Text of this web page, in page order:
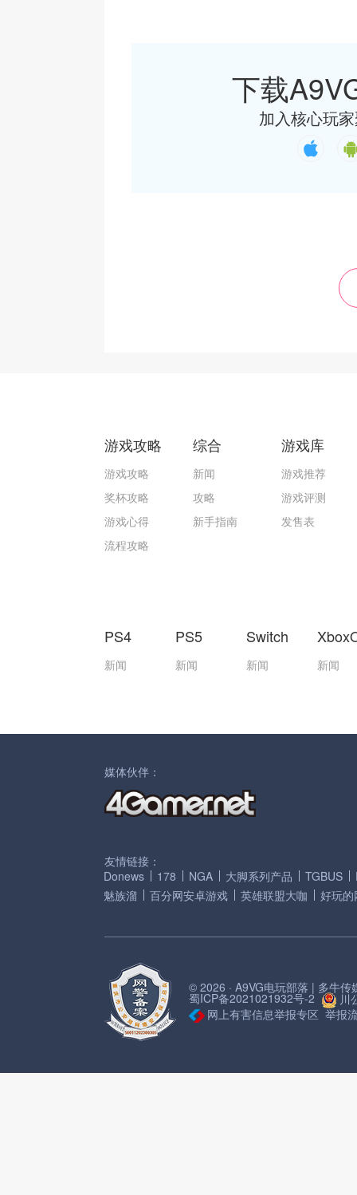
下载
加入核心玩
游戏攻略
游戏攻略
奖杯攻略
游戏心得
流程攻略
综合
新闻
攻略
新手指南
游戏库
游戏推荐
游戏评测
发售表
PS4
新闻
PS5
新闻
Switch
新闻 新闻
媒体伙伴：
友情链接：
Donews
178 NGA 大脚系列产品 TGBUS
魅族溜
百分网安卓游戏 英雄联盟大咖 好玩的
© 2026 · A9VG电玩部落 | 多牛传
蜀ICP备2021021932号-2
川
网上有害信息举报专区 举报